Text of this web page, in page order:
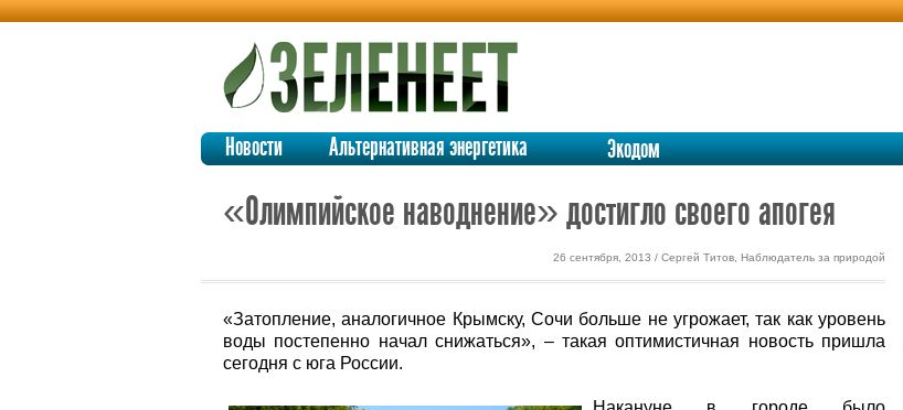
Новости Альтернативная энергетика Экодом
«Олимпийское наводнение» достигло своего апогея
26 сентября, 2013 / Сергей Титов, Наблюдатель за природой
«Затопление, аналогичное Крымску, Сочи больше не угрожает, так как уровень
воды постепенно начал снижаться», – такая оптимистичная новость пришла
сегодня с юга России.